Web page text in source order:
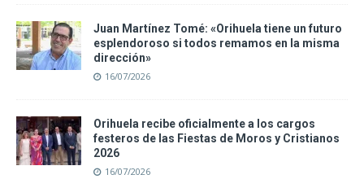
Juan Martínez Tomé: «Orihuela tiene un futuro
esplendoroso si todos remamos en la misma
dirección»
16/07/2026
Orihuela recibe oficialmente a los cargos
festeros de las Fiestas de Moros y Cristianos
2026
16/07/2026